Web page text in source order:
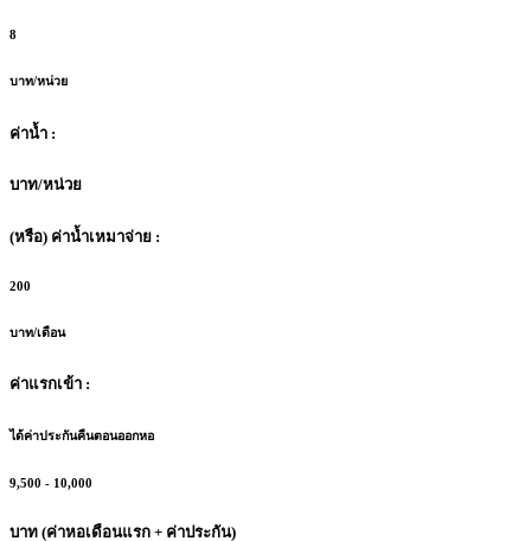
8
บาท/หน่วย
ค่าน้ำ :
บาท/หน่วย
(หรือ) ค่าน้ำเหมาจ่าย :
200
บาท/เดือน
ค่าแรกเข้า :
ได้ค่าประกันคืนตอนออกหอ
9,500 - 10,000
บาท (ค่าหอเดือนแรก + ค่าประกัน)